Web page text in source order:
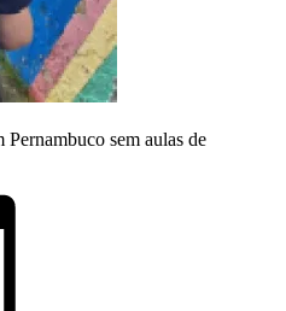
Pernambuco sem aulas de